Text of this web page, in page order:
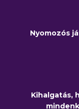
Nyomozós
Kihalgatás,